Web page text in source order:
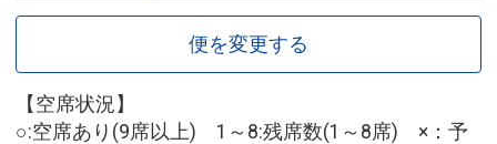
便を変更する
【空席状況】
○:空席あり(9席以上) 1～8:残席数(1～8席) ×：予